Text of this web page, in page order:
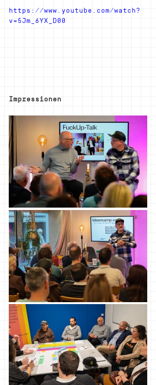
https://www.youtube.com/watch?
v=5Jm_6YX_D00
Impressionen